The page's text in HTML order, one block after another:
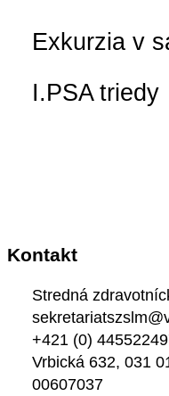
Exkurzia v
I.PSA triedy
Kontakt
Stredná
+421 (0)
Vrbická 632, 031
00607037